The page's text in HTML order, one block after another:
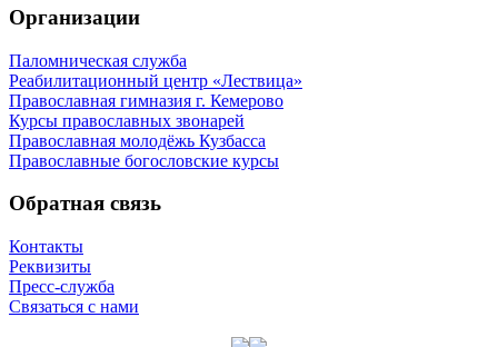
Организации
Паломническая служба
Реабилитационный центр «Лествица»
Православная гимназия г. Кемерово
Курсы православных звонарей
Православная молодёжь Кузбасса
Православные богословские курсы
Обратная связь
Контакты
Реквизиты
Пресс-служба
Связаться с нами